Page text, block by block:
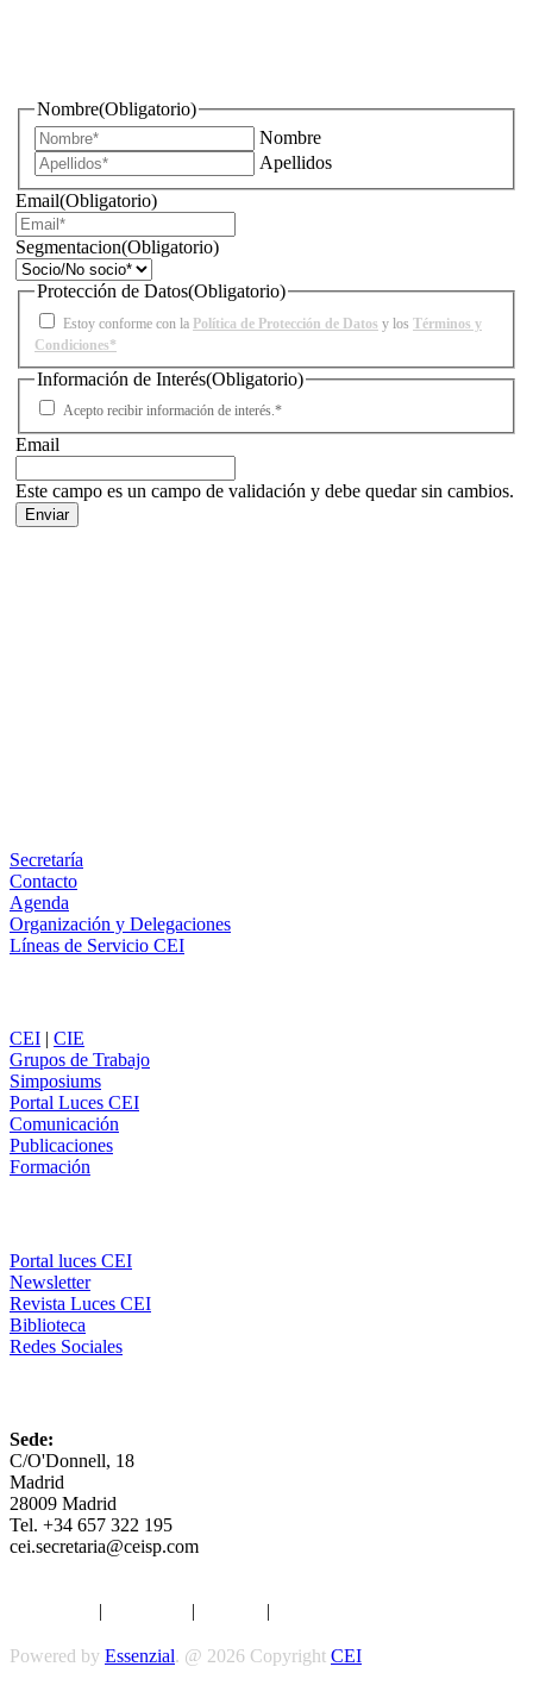
Nombre(Obligatorio)
Nombre
Apellidos
Email(Obligatorio)
Segmentacion(Obligatorio)
Protección de Datos(Obligatorio)
Estoy conforme con la Política de Protección de Datos y los Términos y
Condiciones*
Información de Interés(Obligatorio)
Acepto recibir información de interés.*
Email
Este campo es un campo de validación y debe quedar sin cambios.
Secretaría
Contacto
Agenda
Organización y Delegaciones
Líneas de Servicio CEI
CEI | CIE
Grupos de Trabajo
Simposiums
Portal Luces CEI
Comunicación
Publicaciones
Formación
Portal luces CEI
Newsletter
Revista Luces CEI
Biblioteca
Redes Sociales
Sede:
C/O'Donnell, 18
Madrid
28009 Madrid
Tel. +34 657 322 195
cei.secretaria@ceisp.com
| | |
Powered by Essenzial. @ 2026 Copyright CEI